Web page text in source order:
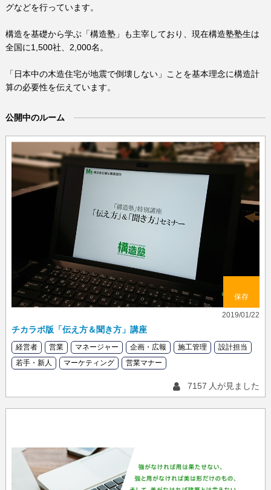
グなどを行っています。
構造を基礎から学ぶ「構造塾」も主宰しており、現在構造塾塾生は
全国に1,500社、2,000名。
「日本中の木造住宅が地震で倒壊しない」ことを基本理念に構造計
算の必要性を伝えています。
公開中のルーム
保存
2019/01/22
チカラボ版「伝え方＆聞き方」講座
経営者 営業 マネージャー 企画・広報 施工管理
設計担当
若手・新人
マーケティング 営業マナー
7157 人が見ました